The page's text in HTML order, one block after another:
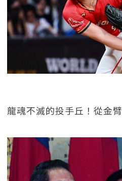
龍魂不滅的投手丘！從金